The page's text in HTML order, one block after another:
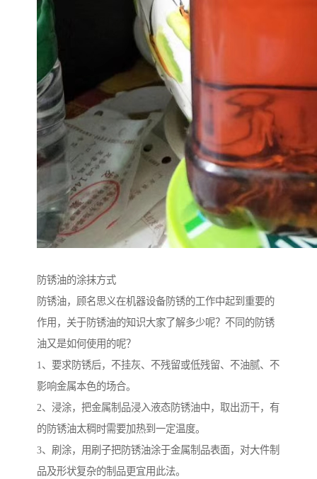
防锈油的涂抹方式
防锈油，顾名思义在机器设备防锈的工作中起到重要的
作用，关于防锈油的知识大家了解多少呢？不同的防锈
油又是如何使用的呢？
1、要求防锈后，不挂灰、不残留或低残留、不油腻、不
影响金属本色的场合。
2、浸涂，把金属制品浸入液态防锈油中，取出沥干，有
的防锈油太稠时需要加热到一定温度。
3、刷涂，用刷子把防锈油涂于金属制品表面，对大件制
品及形状复杂的制品更宜用此法。